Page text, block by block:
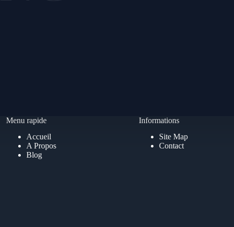
Menu rapide
Accueil
A Propos
Blog
Informations
Site Map
Contact